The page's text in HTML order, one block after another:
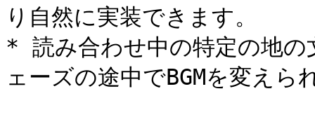
り自然に実装できます。
* 読み合わせ中の特定の地
ェーズの途中でBGMを変え